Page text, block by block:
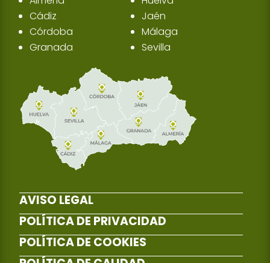
Cádiz
Córdoba
Granada
Jaén
Málaga
Sevilla
AVISO LEGAL
POLÍTICA DE PRIVACIDAD
POLÍTICA DE COOKIES